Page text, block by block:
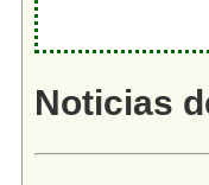
Noticias